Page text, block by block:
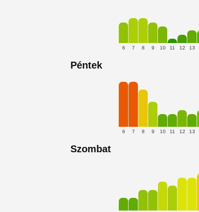
6 7 8 9 10 11 12 13
Péntek
6 7 8 9 10 11 12 13
Szombat